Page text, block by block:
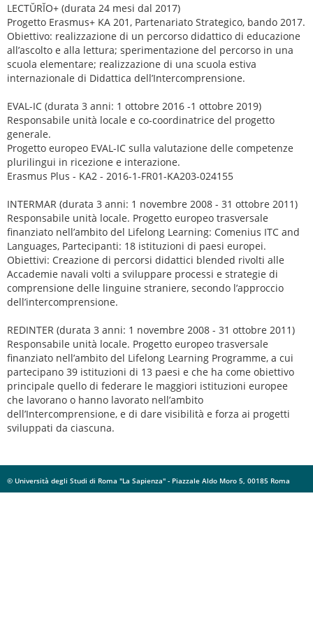
LECTŬRĬO+ (durata 24 mesi dal 2017)
Progetto Erasmus+ KA 201, Partenariato Strategico, bando 2017.
Obiettivo: realizzazione di un percorso didattico di educazione
all’ascolto e alla lettura; sperimentazione del percorso in una
scuola elementare; realizzazione di una scuola estiva
internazionale di Didattica dell’Intercomprensione.
EVAL-IC (durata 3 anni: 1 ottobre 2016 -1 ottobre 2019)
Responsabile unità locale e co-coordinatrice del progetto
generale.
Progetto europeo EVAL-IC sulla valutazione delle competenze
plurilingui in ricezione e interazione.
Erasmus Plus - KA2 - 2016-1-FR01-KA203-024155
INTERMAR (durata 3 anni: 1 novembre 2008 - 31 ottobre 2011)
Responsabile unità locale. Progetto europeo trasversale
finanziato nell’ambito del Lifelong Learning: Comenius ITC and
Languages, Partecipanti: 18 istituzioni di paesi europei.
Obiettivi: Creazione di percorsi didattici blended rivolti alle
Accademie navali volti a sviluppare processi e strategie di
comprensione delle linguine straniere, secondo l’approccio
dell’intercomprensione.
REDINTER (durata 3 anni: 1 novembre 2008 - 31 ottobre 2011)
Responsabile unità locale. Progetto europeo trasversale
finanziato nell’ambito del Lifelong Learning Programme, a cui
partecipano 39 istituzioni di 13 paesi e che ha come obiettivo
principale quello di federare le maggiori istituzioni europee
che lavorano o hanno lavorato nell’ambito
dell’Intercomprensione, e di dare visibilità e forza ai progetti
sviluppati da ciascuna.
© Università degli Studi di Roma "La Sapienza" - Piazzale Aldo Moro 5, 00185 Roma